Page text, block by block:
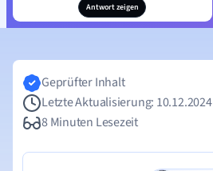
Antwort zeigen
Geprüfter Inhalt
Letzte Aktualisierung: 10.12.2024
8 Minuten Lesezeit